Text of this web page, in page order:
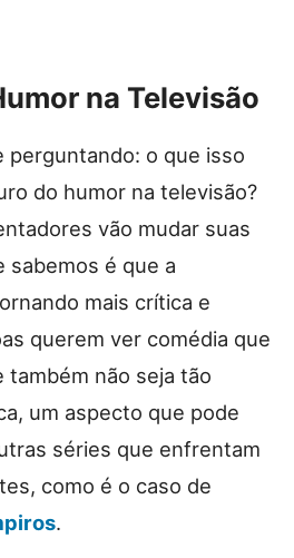
na Televisão
perguntando: o que isso
do humor na televisão?
vão mudar suas
sabemos é que a
mais crítica e
querem ver comédia que
também não seja tão
um aspecto que pode
séries que enfrentam
como é o caso de
.